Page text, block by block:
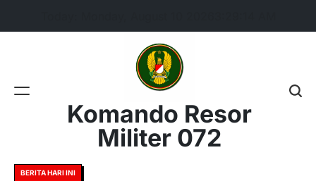
Komando Resor
Militer 072
Posted
BERITA HARI INI